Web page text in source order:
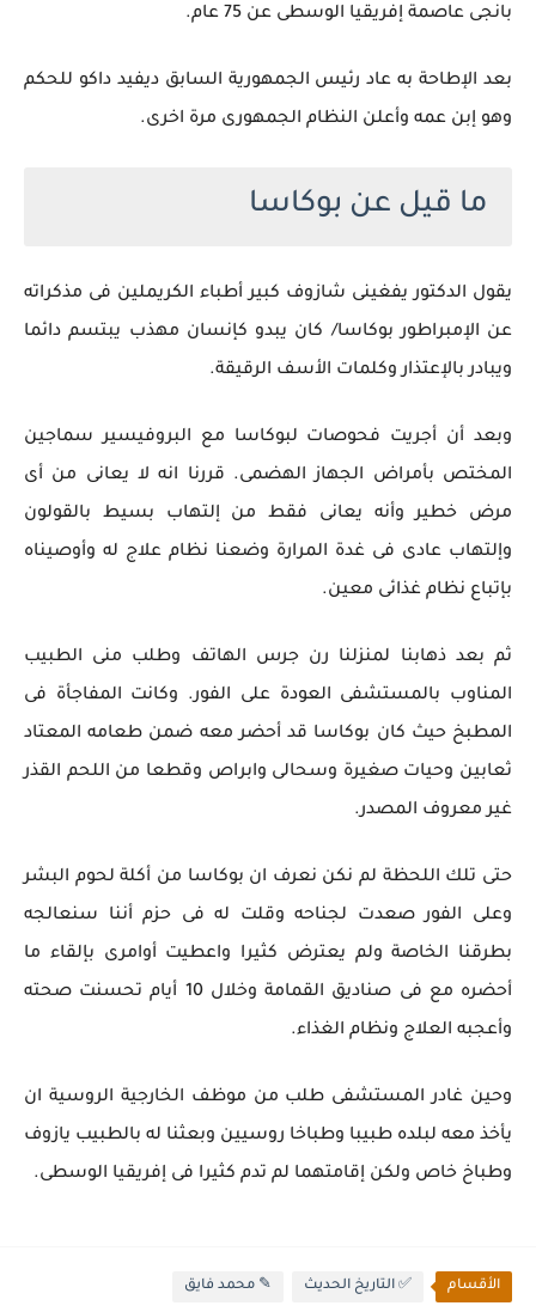
بانجى عاصمة إفريقيا الوسطى عن 75 عام.
بعد الإطاحة به عاد رئيس الجمهورية السابق ديفيد داكو للحكم
وهو إبن عمه وأعلن النظام الجمهورى مرة اخرى.
ما قيل عن بوكاسا
يقول الدكتور يفغينى شازوف كبير أطباء الكريملين فى مذكراته
عن الإمبراطور بوكاسا/ كان يبدو كإنسان مهذب يبتسم دائما
ويبادر بالإعتذار وكلمات الأسف الرقيقة.
وبعد أن أجريت فحوصات لبوكاسا مع البروفيسير سماجين
المختص بأمراض الجهاز الهضمى. قررنا انه لا يعانى من أى
مرض خطير وأنه يعانى فقط من إلتهاب بسيط بالقولون
وإلتهاب عادى فى غدة المرارة وضعنا نظام علاج له وأوصيناه
بإتباع نظام غذائى معين.
ثم بعد ذهابنا لمنزلنا رن جرس الهاتف وطلب منى الطبيب
المناوب بالمستشفى العودة على الفور. وكانت المفاجأة فى
المطبخ حيث كان بوكاسا قد أحضر معه ضمن طعامه المعتاد
ثعابين وحيات صغيرة وسحالى وابراص وقطعا من اللحم القذر
غير معروف المصدر.
حتى تلك اللحظة لم نكن نعرف ان بوكاسا من أكلة لحوم البشر
وعلى الفور صعدت لجناحه وقلت له فى حزم أننا سنعالجه
بطرقنا الخاصة ولم يعترض كثيرا واعطيت أوامرى بإلقاء ما
أحضره مع فى صناديق القمامة وخلال 10 أيام تحسنت صحته
وأعجبه العلاج ونظام الغذاء.
وحين غادر المستشفى طلب من موظف الخارجية الروسية ان
يأخذ معه لبلده طبيبا وطباخا روسيين وبعثنا له بالطبيب يازوف
وطباخ خاص ولكن إقامتهما لم تدم كثيرا فى إفريقيا الوسطى.
الأقسام ✅ التاريخ الحديث ✎ محمد فايق